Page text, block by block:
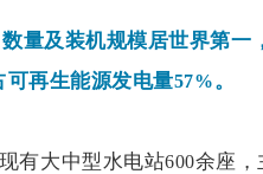
量及装机规模居世界第一
可再生能源发电量57% 。
有大中型水电站600余座，